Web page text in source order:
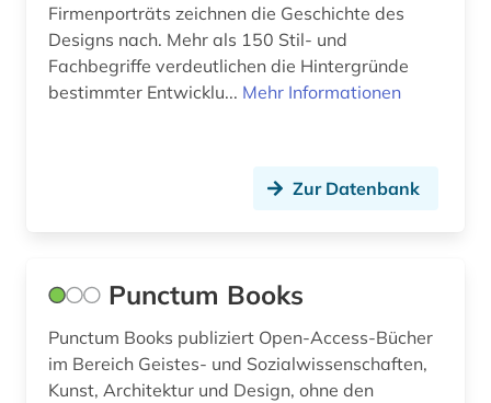
sozialwissenschaften (1)
style (1)
trademarks (1)
transportation design (1)
trend-analyse (1)
Firmenporträts zeichnen die Geschichte des
Designs nach. Mehr als 150 Stil- und
Fachbegriffe verdeutlichen die Hintergründe
bestimmter Entwicklu... Mehr Informationen
Zur Datenbank
Punctum Books
Punctum Books publiziert Open-Access-Bücher
im Bereich Geistes- und Sozialwissenschaften,
Kunst, Architektur und Design, ohne den